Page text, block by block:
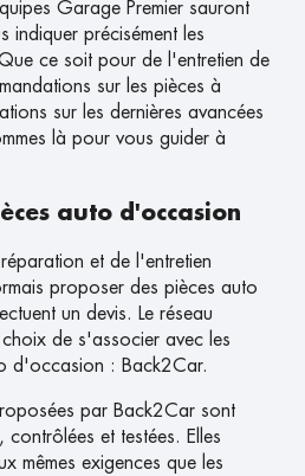
Garage Premier sauront
indiquer précisément les
ce soit pour de l'entretien de
sur les pièces à
sur les dernières avancées
là pour vous guider à
auto d'occasion
et de l'entretien
proposer des pièces auto
un devis. Le réseau
de s'associer avec les
d'occasion : Back2Car.
par Back2Car sont
contrôlées et testées. Elles
mêmes exigences que les